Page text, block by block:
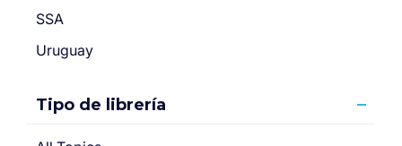
SSA
Uruguay
Tipo de librería